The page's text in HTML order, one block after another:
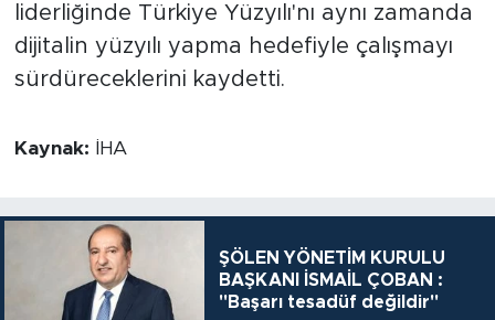
liderliğinde Türkiye Yüzyılı'nı aynı zamanda
dijitalin yüzyılı yapma hedefiyle çalışmayı
sürdüreceklerini kaydetti.
Kaynak: İHA
ŞÖLEN YÖNETİM KURULU
BAŞKANI İSMAİL ÇOBAN :
"Başarı tesadüf değildir"